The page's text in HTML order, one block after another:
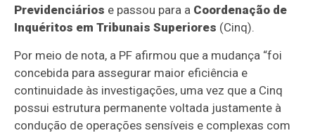
Previdenciários e passou para a Coordenação de
Inquéritos em Tribunais Superiores (Cinq).
Por meio de nota, a PF afirmou que a mudança “foi
concebida para assegurar maior eficiência e
continuidade às investigações, uma vez que a Cinq
possui estrutura permanente voltada justamente à
condução de operações sensíveis e complexas com